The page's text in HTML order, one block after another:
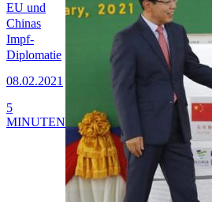
EU und
Chinas
Impf-
Diplomatie
08.02.2021
5
MINUTEN